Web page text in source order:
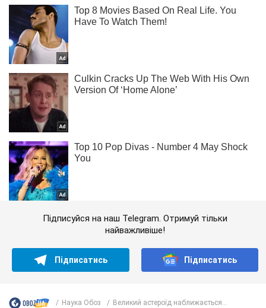
Підписуйся на наш Telegram. Отримуй тільки
найважливіше!
Підписатись Підписатись
Наука Обоз Великий астероїд наближається...